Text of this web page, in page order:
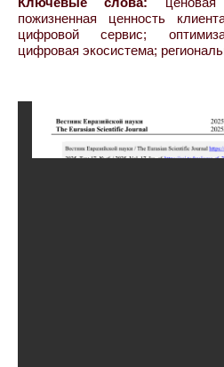
пожизненная ценность
цифровой сервис;
цифровая экосистема;